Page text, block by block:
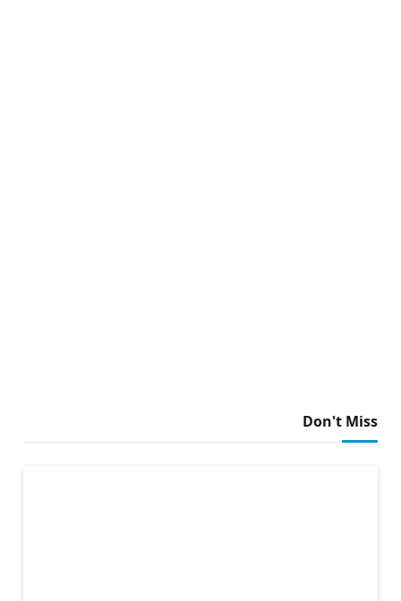
Don't Miss